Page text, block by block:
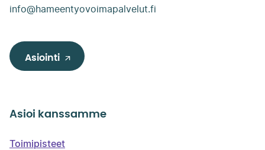
info@hameentyovoimapalvelut.fi
Asiointi
Asioi kanssamme
Toimipisteet